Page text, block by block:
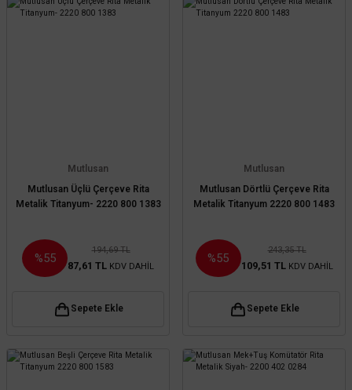
Mutlusan
Mutlusan Üçlü Çerçeve Rita
Metalik Titanyum- 2220 800 1383
%55
194,69 TL
87,61 TL KDV DAHİL
Sepete Ekle
Mutlusan
Mutlusan Dörtlü Çerçeve Rita
Metalik Titanyum 2220 800 1483
%55
243,35 TL
109,51 TL KDV DAHİL
Sepete Ekle